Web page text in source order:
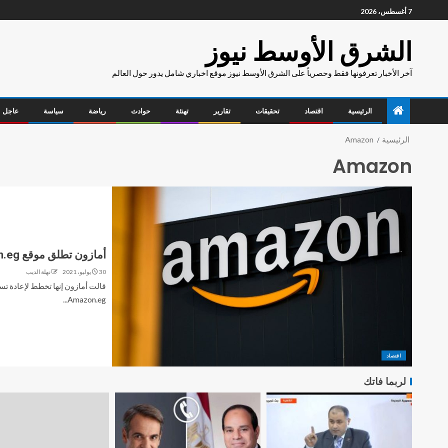
7 أغسطس، 2026
الشرق الأوسط نيوز
آخر الأخبار تعرفونها فقط وحصرياً على الشرق الأوسط نيوز موقع اخباري شامل يدور حول العالم
الرئيسية اقتصاد تحقيقات تقارير تهنئة حوادث رياضة سياسة عاجل
الرئيسية Amazon
Amazon
اقتصاد
أمازون تطلق موقع Amazon.eg في مصر 2021
30 يوليو، 2021 نهلة الديب
قالت أمازون إنها تخطط
Amazon.eg...
لربما فاتك